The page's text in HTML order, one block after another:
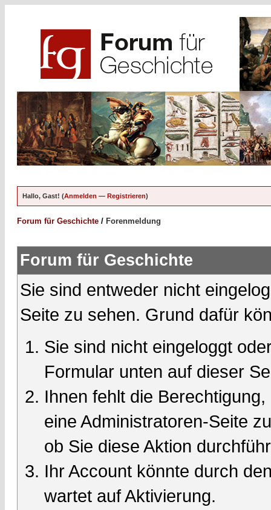
Hallo, Gast! (Anmelden — Registrieren)
Forum für Geschichte / Forenmeldung
Forum für Geschichte
Sie sind entweder nicht
Seite zu sehen. Grund dafür
Sie sind nicht eingeloggt
Formular unten auf dieser
Ihnen fehlt die
eine Administratoren-Seite
ob Sie diese Aktion
Ihr Account könnte durch
wartet auf Aktivierung.